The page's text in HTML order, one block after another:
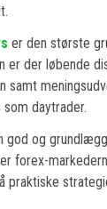
er den største
er der løbende
samt
daytrader.
god og
forex-
praktiske